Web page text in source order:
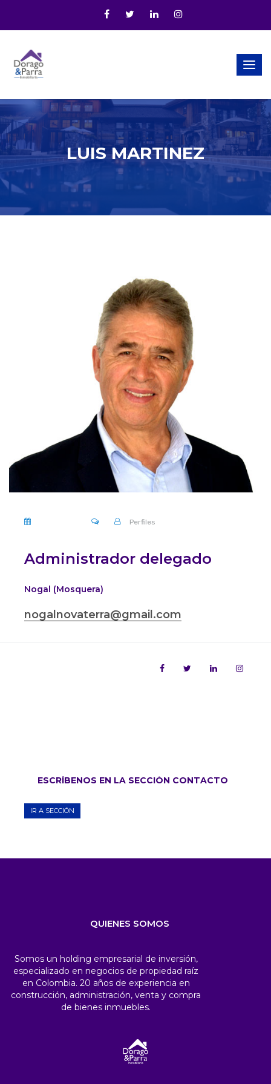
LUIS MARTINEZ
Perfiles
Administrador delegado
Nogal (Mosquera)
nogalnovaterra@gmail.com
ESCRÍBENOS EN LA SECCIÓN CONTACTO
IR A SECCIÓN
QUIENES SOMOS
Somos un holding empresarial de inversión,
especializado en negocios de propiedad raíz
en Colombia. 20 años de experiencia en
construcción, administración, venta y compra
de bienes inmuebles.